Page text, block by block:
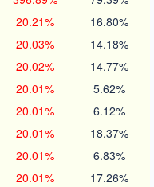
20.21% 16.80%
20.03% 14.18%
20.02% 14.77%
20.01% 5.62%
20.01% 6.12%
20.01% 18.37%
20.01% 6.83%
20.01% 17.26%